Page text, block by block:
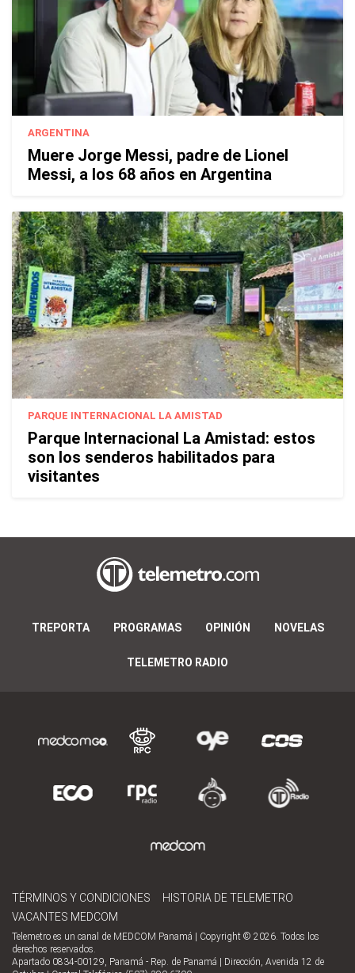
ARGENTINA
Muere Jorge Messi, padre de Lionel
Messi, a los 68 años en Argentina
PARQUE INTERNACIONAL LA AMISTAD
Parque Internacional La Amistad: estos
son los senderos habilitados para
visitantes
TREPORTA PROGRAMAS OPINIÓN NOVELAS
TELEMETRO RADIO
TÉRMINOS Y CONDICIONES
HISTORIA DE TELEMETRO
VACANTES MEDCOM
Telemetro es un canal de MEDCOM Panamá | Copyright © 2026. Todos los
derechos reservados.
Apartado 0834-00129, Panamá - Rep. de Panamá | Dirección, Avenida 12 de